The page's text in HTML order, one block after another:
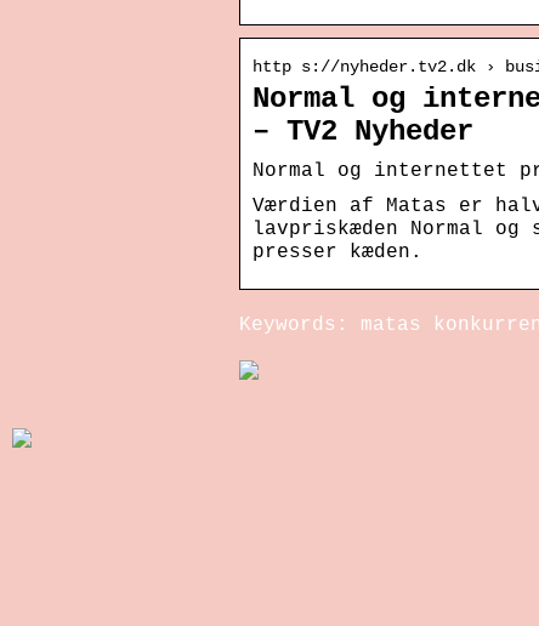
http s://nyheder.tv2.dk ›
Normal og
– TV2 Nyheder
Normal og internettet
Værdien af Matas er
lavpriskæden Normal
presser kæden.
Keywords: matas